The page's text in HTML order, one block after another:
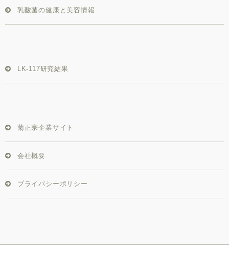
乳酸菌の健康と美容情報
LK-117研究結果
菊正宗企業サイト
会社概要
プライバシーポリシー